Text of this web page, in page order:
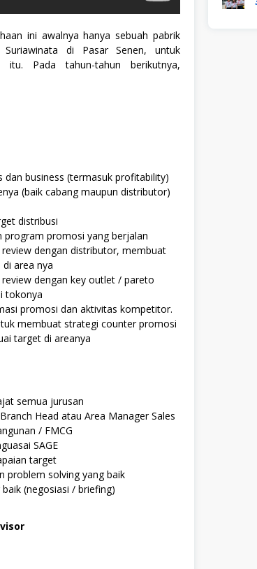
ini awalnya hanya sebuah pabrik
di Pasar Senen, untuk
Pada tahun-tahun berikutnya,
dan business (termasuk profitability)
(baik cabang maupun distributor)
distribusi
program promosi yang berjalan
dengan distributor, membuat
area nya
dengan key outlet / pareto
tokonya
promosi dan aktivitas kompetitor.
membuat strategi counter promosi
target di areanya
semua jurusan
Head atau Area Manager Sales
/ FMCG
SAGE
target
problem solving yang baik
(negosiasi / briefing)